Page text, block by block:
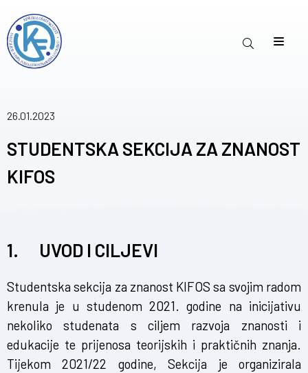
26.01.2023
STUDENTSKA SEKCIJA ZA ZNANOST
KIFOS
1. UVOD I CILJEVI
Studentska sekcija za znanost KIFOS sa svojim radom
krenula je u studenom 2021. godine na inicijativu
nekoliko studenata s ciljem razvoja znanosti i
edukacije te prijenosa teorijskih i praktičnih znanja.
Tijekom 2021/22 godine, Sekcija je organizirala